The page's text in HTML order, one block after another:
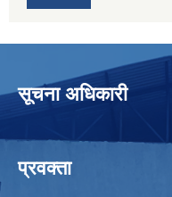
सूचना अधिकारी
प्रवक्ता